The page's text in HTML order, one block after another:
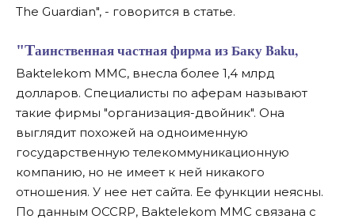
The Guardian", - говорится в статье.
"Таинственная частная фирма из Баку Baku,
Baktelekom MMC, внесла более 1,4 млрд
долларов. Специалисты по аферам называют
такие фирмы "организация-двойник". Она
выглядит похожей на одноименную
государственную телекоммуникационную
компанию, но не имеет к ней никакого
отношения. У нее нет сайта. Ее функции неясны.
По данным OCCRP, Baktelekom MMC связана с